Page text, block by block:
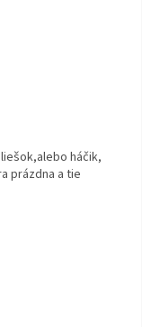
háčik,
prázdna a tie